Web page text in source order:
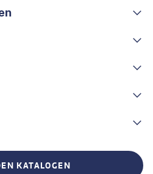
KATALOGEN